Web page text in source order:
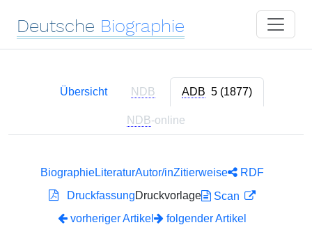
Deutsche Biographie
Übersicht NDB ADB 5 (1877)
NDB-online
BiographieLiteraturAutor/inZitierweise
RDF
DruckfassungDruckvorlage
Scan
vorheriger Artikel
folgender Artikel